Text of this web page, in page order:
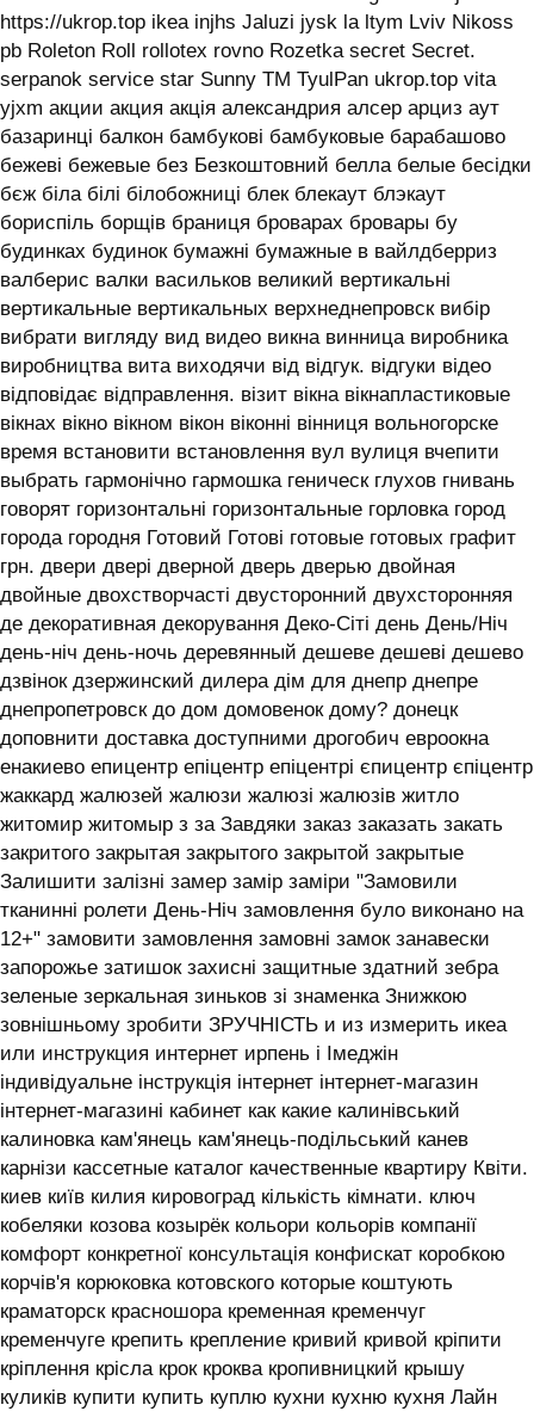
https://ukrop.top ikea injhs Jaluzi jysk la ltym Lviv Nikoss
pb Roleton Roll rollotex rovno Rozetka secret Secret.
serpanok service star Sunny TM TyulPan ukrop.top vita
yjxm акции акция акція александрия алсер арциз аут
базаринці балкон бамбукові бамбуковые барабашово
бежеві бежевые без Безкоштовний белла белые бесідки
бєж біла білі білобожниці блек блекаут блэкаут
бориспіль борщів браниця броварах бровары бу
будинках будинок бумажні бумажные в вайлдберриз
валберис валки васильков великий вертикальні
вертикальные вертикальных верхнеднепровск вибір
вибрати вигляду вид видео викна винница виробника
виробництва вита виходячи від відгук. відгуки відео
відповідає відправлення. візит вікна вікнапластиковые
вікнах вікно вікном вікон віконні вінниця вольногорске
время встановити встановлення вул вулиця вчепити
выбрать гармонічно гармошка геническ глухов гнивань
говорят горизонтальні горизонтальные горловка город
города городня Готовий Готові готовые готовых графит
грн. двери двері дверной дверь дверью двойная
двойные двохстворчасті двусторонний двухсторонняя
де декоративная декорування Деко-Сіті день День/Ніч
день-ніч день-ночь деревянный дешеве дешеві дешево
дзвінок дзержинский дилера дім для днепр днепре
днепропетровск до дом домовенок дому? донецк
доповнити доставка доступними дрогобич евроокна
енакиево епицентр епіцентр епіцентрі єпицентр єпіцентр
жаккард жалюзей жалюзи жалюзі жалюзів житло
житомир житомыр з за Завдяки заказ заказать закать
закритого закрытая закрытого закрытой закрытые
Залишити залізні замер замір заміри "Замовили
тканинні ролети День-Ніч замовлення було виконано на
12+" замовити замовлення замовні замок занавески
запорожье затишок захисні защитные здатний зебра
зеленые зеркальная зиньков зі знаменка Знижкою
зовнішньому зробити ЗРУЧНІСТЬ и из измерить икеа
или инструкция интернет ирпень і ‎Імеджін
індивідуальне інструкція інтернет інтернет-магазин
інтернет-магазині кабинет как какие калинівський
калиновка кам'янець кам'янець-подільський канев
карнізи кассетные каталог качественные квартиру Квіти.
киев київ килия кировоград кількість кімнати. ключ
кобеляки козова козырёк кольори кольорів компанії
комфорт конкретної консультація конфискат коробкою
корчів'я корюковка котовского которые коштують
краматорск красношора кременная кременчуг
кременчуге крепить крепление кривий кривой кріпити
кріплення крісла крок кроква кропивницкий крышу
куликів купити купить куплю кухни кухню кухня ‎Лайн